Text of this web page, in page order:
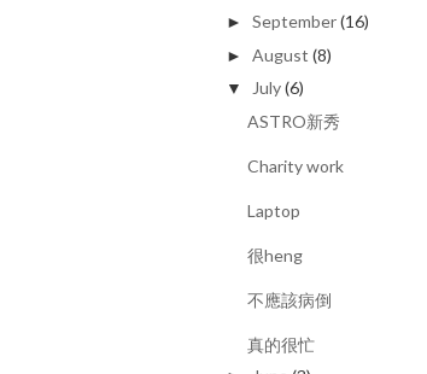
►September(16)
►August (8)
▼ July(6)
ASTRO新秀
Charity work
Laptop
很heng
不應該病倒
真的很忙